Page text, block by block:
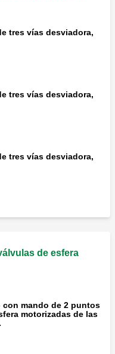
tres vías desviadora,
tres vías desviadora,
tres vías desviadora,
de esfera
con mando de 2 puntos
motorizadas de las